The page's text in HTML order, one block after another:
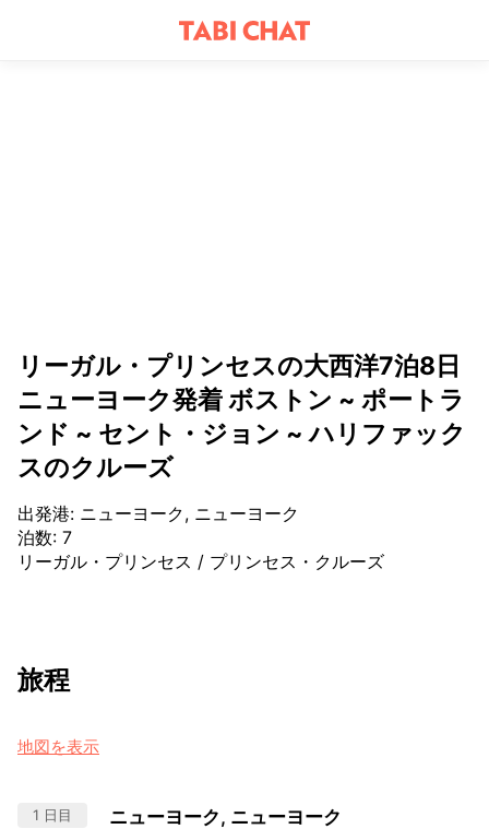
リーガル・プリンセスの大西洋7泊8日
ニューヨーク発着 ボストン ~ ポートラ
ンド ~ セント・ジョン ~ ハリファック
スのクルーズ
出発港: ニューヨーク, ニューヨーク
泊数: 7
リーガル・プリンセス / プリンセス・クルーズ
旅程
地図を表示
1 日目 ニューヨーク, ニューヨーク